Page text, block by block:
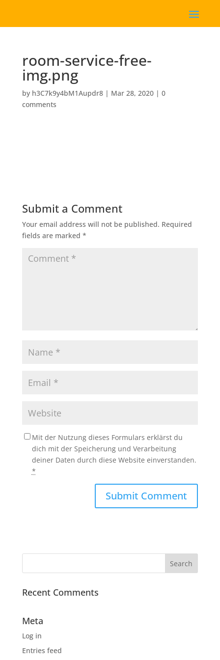
room-service-free-
img.png
by h3C7k9y4bM1Aupdr8| Mar 28, 2020| 0
comments
Submit a Comment
Your email address will not be published. Required
fields are marked *
Mit der Nutzung dieses Formulars erklärst du
dich mit der Speicherung und Verarbeitung
deiner Daten durch diese Website einverstanden.
*
Recent Comments
Meta
Log in
Entries feed